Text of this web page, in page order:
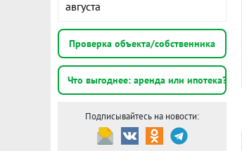
августа
Проверка объекта/собственника
Что выгоднее: аренда или ипотека?
Подписывайтесь на новости: